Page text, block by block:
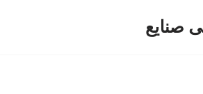
صنایع